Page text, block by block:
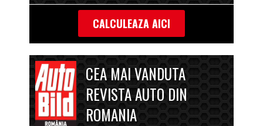
CALCULEAZA AICI
CEA MAI VANDUTA
REVISTA AUTO DIN
ROMANIA